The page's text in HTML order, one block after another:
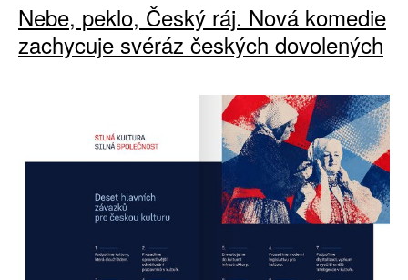
Nebe, peklo, Český ráj. Nová komedie
zachycuje svéráz českých dovolených